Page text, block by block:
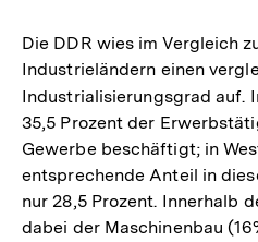
Die DDR wies im Vergleich
Industrieländern einen
Industrialisierungsgrad auf.
35,5 Prozent der
Gewerbe beschäftigt; in
entsprechende Anteil in
nur 28,5 Prozent. Innerhalb
dabei der Maschinenbau